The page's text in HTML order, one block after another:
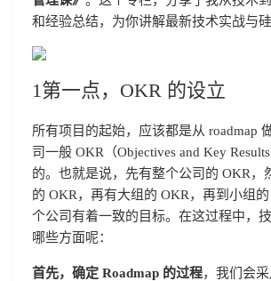
和经验总结，为你讲解最新技术实战与硅
1第一点，OKR 的设立
所有项目的起始，应该都是从 roadmap
司一般 OKR（Objectives and Key
的。也就是说，先有整个公司的 OKR，
的 OKR，再有大组的 OKR，再到小组
个公司有着一致的目标。在这过程中，
哪些方面呢：
首先，确定 Roadmap 的过程，我们会